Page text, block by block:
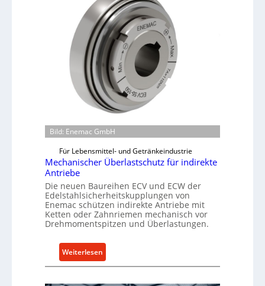
Bild: Enemac GmbH
Für Lebensmittel- und Getränkeindustrie
Mechanischer Überlastschutz für indirekte
Antriebe
Die neuen Baureihen ECV und ECW der
Edelstahlsicherheitskupplungen von
Enemac schützen indirekte Antriebe mit
Ketten oder Zahnriemen mechanisch vor
Drehmomentspitzen und Überlastungen.
Weiterlesen:
M